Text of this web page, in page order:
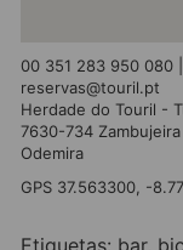
00 351 283 950 080
reservas@touril.pt
Herdade do Touril -
7630-734
Odemira
GPS 37.563300, -